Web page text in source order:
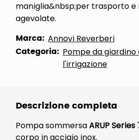
maniglia&nbsp;per trasporto e
agevolate.
Marca: Annovi Reverberi
Categoria: Pompe da giardino
l'irrigazione
Descrizione completa
Pompa sommersaARUP Series
corpo in acciaio inox.